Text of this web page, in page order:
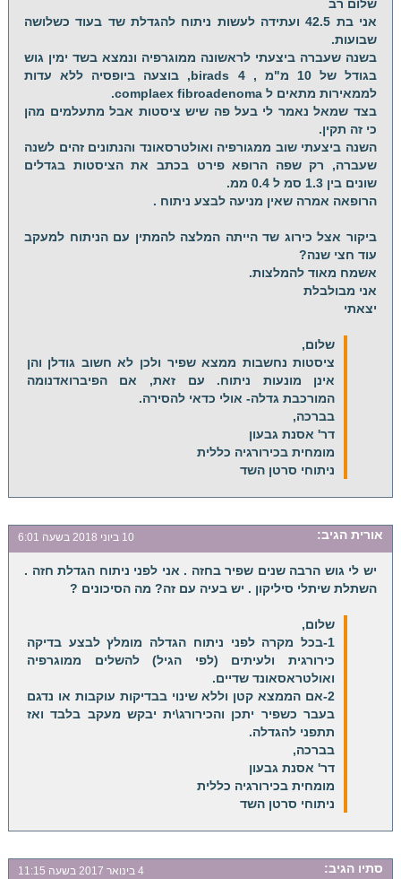
שלום רב
אני בת 42.5 ועתידה לעשות ניתוח להגדלת שד בעוד כשלושה
שבועות.
בשנה שעברה ביצעתי לראשונה ממוגרפיה ונמצא בשד ימין גוש
בגודל של 10 מ"מ , birads 4, בוצעה ביופסיה ללא עדות
לממאירות מתאים ל complaex fibroadenoma.
בצד שמאל נאמר לי בעל פה שיש ציסטות אבל מתעלמים מהן
כי זה תקין.
השנה ביצעתי שוב ממגורפיה ואולטרסאונד והנתונים זהים לשנה
שעברה, רק שפה הרופא פירט בכתב את הציסטות בגדלים
שונים בין 1.3 סמ ל 0.4 ממ.
הרופאה אמרה שאין מניעה לבצע ניתוח .
ביקור אצל כירוג שד הייתה המלצה להמתין עם הניתוח למעקב
עוד חצי שנה?
אשמח מאוד להמלצות.
אני מבולבלת
יצאתי
שלום,
ציסטות נחשבות ממצא שפיר ולכן לא חשוב גודלן והן
אינן מונעות ניתוח. עם זאת, אם הפיברואדנומה
המורכבת גדלה- אולי כדאי להסירה.
בברכה,
דר' אסנת גבעון
מומחית בכירורגיה כללית
ניתוחי סרטן השד
אורית הגיב: 10 ביוני 2018 בשעה 6:01
יש לי גוש הרבה שנים שפיר בחזה . אני לפני ניתוח הגדלת חזה .
השתלת שיתלי סיליקון . יש בעיה עם זה? מה הסיכונים ?
שלום,
1-בכל מקרה לפני ניתוח הגדלה מומלץ לבצע בדיקה
כירורגית ולעיתים (לפי הגיל) להשלים ממוגרפיה
ואולטראסאונד שדיים.
2-אם הממצא קטן וללא שינוי בבדיקות עוקבות או נדגם
בעבר כשפיר יתכן והכירורג\ית יבקש מעקב בלבד ואז
תתפני להגדלה.
בברכה,
דר' אסנת גבעון
מומחית בכירורגיה כללית
ניתוחי סרטן השד
סתיו הגיב: 4 בינואר 2017 בשעה 11:15